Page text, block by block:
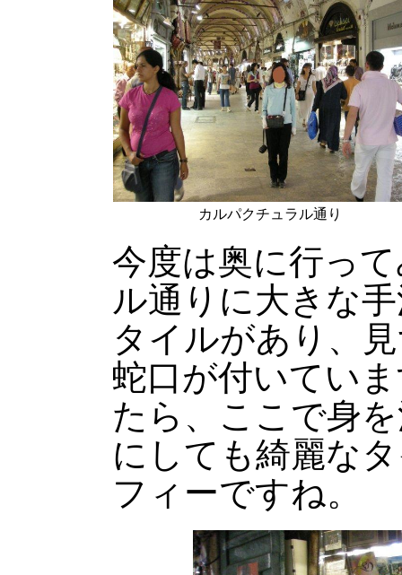
カルパクチュラル通り
今度は奥に行っ
ル通りに大きな
タイルがあり、
蛇口が付いてい
たら、ここで身
にしても綺麗な
フィーですね。